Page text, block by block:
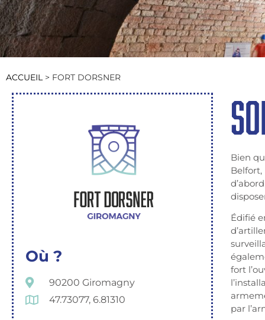
ACCUEIL > FORT DORSNER
Où ?
90200 Giromagny
47.73077, 6.81310
Bien
Belfort,
Édifié
fort
par